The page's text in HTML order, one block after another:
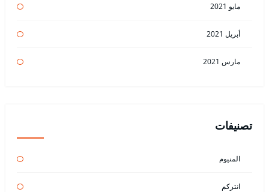
مايو 2021
أبريل 2021
مارس 2021
تصنيفات
المنيوم
انتركم